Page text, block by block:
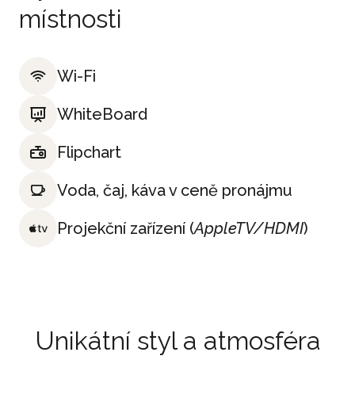
místnosti
Wi-Fi
WhiteBoard
Flipchart
Voda, čaj, káva v ceně pronájmu
Projekční zařízení (AppleTV/HDMI)
Unikátní styl a atmosféra